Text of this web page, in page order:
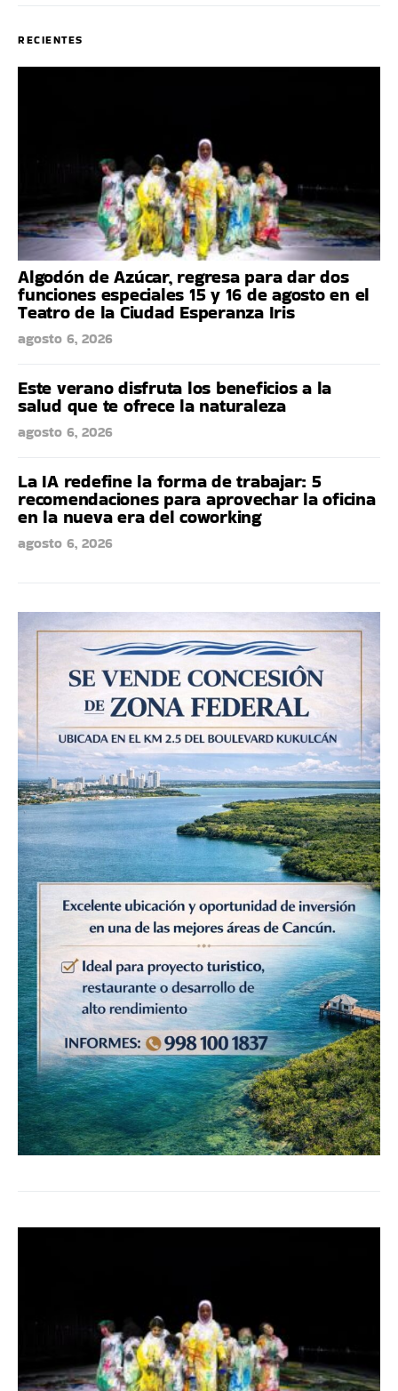
RECIENTES
Algodón de Azúcar, regresa para dar dos
funciones especiales 15 y 16 de agosto en el
Teatro de la Ciudad Esperanza Iris
agosto 6, 2026
Este verano disfruta los beneficios a la
salud que te ofrece la naturaleza
agosto 6, 2026
La IA redefine la forma de trabajar: 5
recomendaciones para aprovechar la oficina
en la nueva era del coworking
agosto 6, 2026